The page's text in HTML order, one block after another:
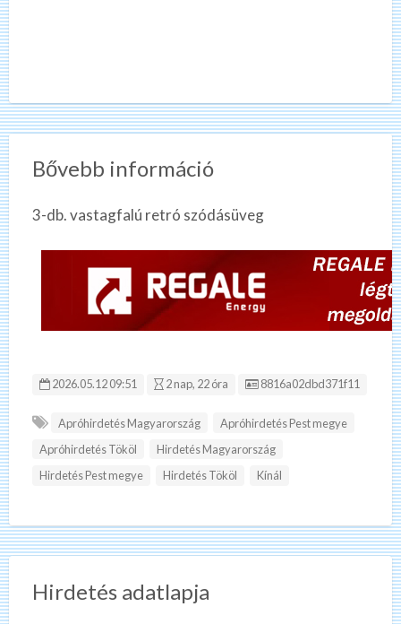
Bővebb információ
3-db. vastagfalú retró szódásüveg
2026.05.12 09:51 2 nap, 22 óra Hirdetés ID:
8816a02dbd371f11
Apróhirdetés Magyarország
Apróhirdetés Pest megye
Apróhirdetés Tököl
Hirdetés Magyarország
Hirdetés Pest megye
Hirdetés Tököl Kínál
Hirdetés adatlapja